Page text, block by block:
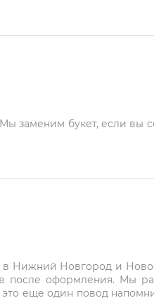
заменим букет, если вы
в Нижний Новгород и
после оформления. Мы
еще один повод